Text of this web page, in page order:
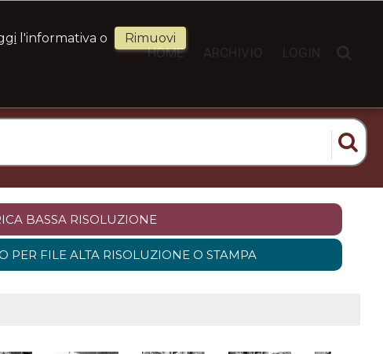
HOME
BASSA RISOLUZIONE
PER FILE ALTA RISOLUZIONE O STAMPA
l'informativa o Rimuovi